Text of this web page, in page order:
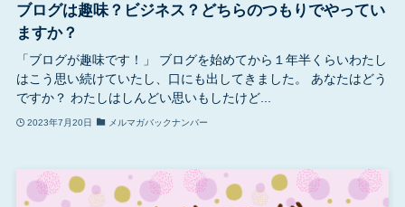
ブログは趣味？ビジネス？どちらのつもりでやってい
ますか？
「ブログが趣味です！」 ブログを始めてから１年半くらいわたし
はこう思い続けていたし、口にも出してきました。 あなたはどう
ですか？ わたしはしんどい思いもしたけど...
2023年7月20日 メルマガバックナンバー